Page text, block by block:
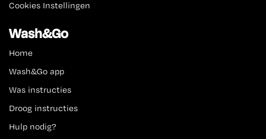
Cookies Instellingen
Wash&Go
Home
Wash&Go app
Was instructies
Droog instructies
Hulp nodig?